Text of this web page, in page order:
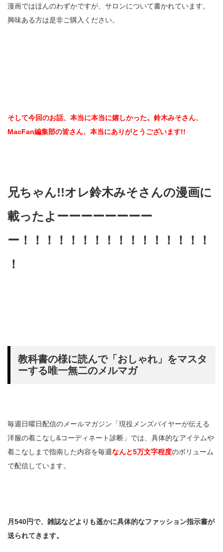
漫画ではほんのわずかですが、サロンについて書かれています。
興味ある方は是非ご購入ください。
そして今回のお話、本当に本当に嬉しかった。鈴木みそさん、
MacFan編集部の皆さん、本当にありがとうございます!!
兄ちゃん!!オレ鈴木みそさんの漫画に
載ったよーーーーーーーー
ー！！！！！！！！！！！！！！！！
！
教科書の様に読んで「おしゃれ」をマスタ
ーする唯一無二のメルマガ
毎週日曜日配信のメールマガジン「現役メンズバイヤーが伝える
洋服の着こなし&コーディネート診断」では、具体的なアイテムや
着こなしまで指南した内容を毎週なんと5万文字程度のボリューム
で配信しています。
月540円で、雑誌などよりも遥かに具体的なファッション指示書が
送られてきます。